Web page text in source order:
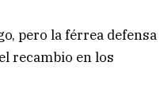
pero la férrea defensa
recambio en los